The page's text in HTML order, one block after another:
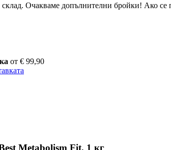
Очакваме допълнителни бройки! Ако се
от € 99,90
Metabolism Fit, 1 кг